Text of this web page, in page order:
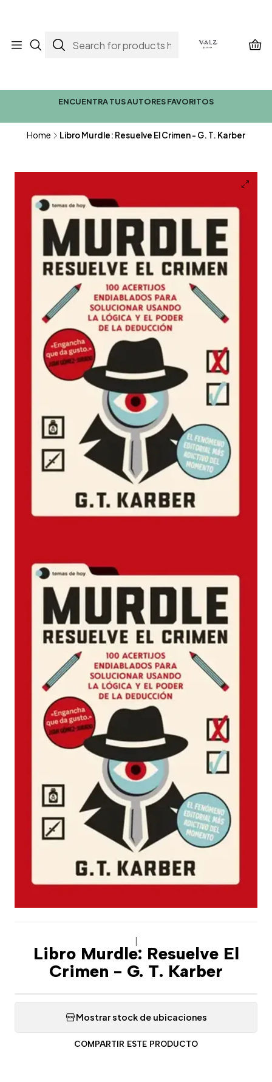
ENCUENTRA TUS AUTORES FAVORITOS
Home Libro Murdle: Resuelve El Crimen - G. T. Karber
Libro Murdle: Resuelve El
Crimen - G. T. Karber
Mostrar stock de ubicaciones
COMPARTIR ESTE PRODUCTO